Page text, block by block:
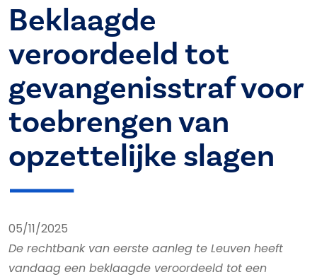
Beklaagde
veroordeeld tot
gevangenisstraf voor
toebrengen van
opzettelijke slagen
05/11/2025
De rechtbank van eerste aanleg te Leuven heeft
vandaag een beklaagde veroordeeld tot een